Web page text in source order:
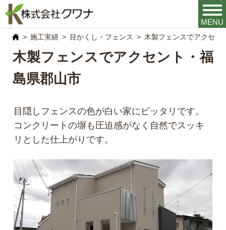
MENU
施工実績 目かくし・フェンス 木製フェンスでアクセン
木製フェンスでアクセント・福
島県郡山市
目隠しフェンスの色が白い家にピッタリです。
コンクリートの塀も圧迫感がなく自然でスッキ
リとした仕上がりです。